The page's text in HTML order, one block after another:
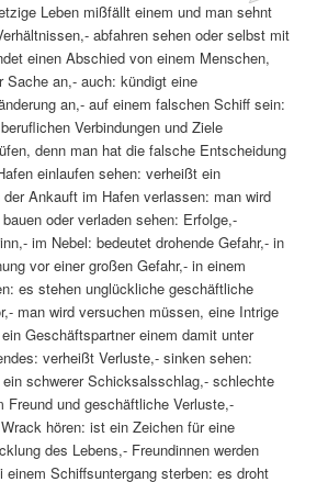
Leben mißfällt einem und man sehnt
abfahren sehen oder selbst mit
einen Abschied von einem Menschen,
Sache an,- auch: kündigt eine
an,- auf einem falschen Schiff sein:
Verbindungen und Ziele
denn man hat die falsche Entscheidung
einlaufen sehen: verheißt ein
Ankauft im Hafen verlassen: man wird
oder verladen sehen: Erfolge,-
im Nebel: bedeutet drohende Gefahr,- in
vor einer großen Gefahr,- in einem
es stehen unglückliche geschäftliche
man wird versuchen müssen, eine Intrige
Geschäftspartner einem damit unter
verheißt Verluste,- sinken sehen:
schwerer Schicksalsschlag,- schlechte
Freund und geschäftliche Verluste,-
hören: ist ein Zeichen für eine
des Lebens,- Freundinnen werden
einem Schiffsuntergang sterben: es droht